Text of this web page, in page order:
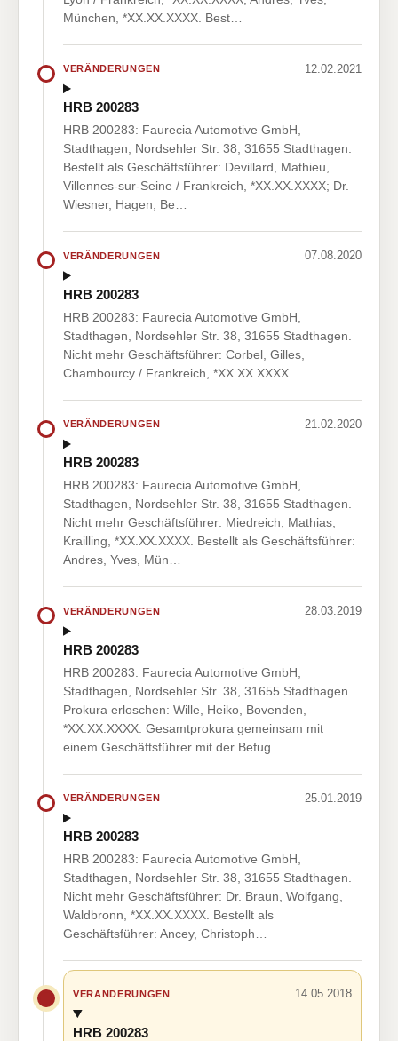
München, *XX.XX.XXXX. Best…
VERÄNDERUNGEN 12.02.2021
HRB 200283
HRB 200283: Faurecia Automotive GmbH,
Stadthagen, Nordsehler Str. 38, 31655 Stadthagen.
Bestellt als Geschäftsführer: Devillard, Mathieu,
Villennes-sur-Seine / Frankreich, *XX.XX.XXXX; Dr.
Wiesner, Hagen, Be…
VERÄNDERUNGEN 07.08.2020
HRB 200283
HRB 200283: Faurecia Automotive GmbH,
Stadthagen, Nordsehler Str. 38, 31655 Stadthagen.
Nicht mehr Geschäftsführer: Corbel, Gilles,
Chambourcy / Frankreich, *XX.XX.XXXX.
VERÄNDERUNGEN 21.02.2020
HRB 200283
HRB 200283: Faurecia Automotive GmbH,
Stadthagen, Nordsehler Str. 38, 31655 Stadthagen.
Nicht mehr Geschäftsführer: Miedreich, Mathias,
Krailling, *XX.XX.XXXX. Bestellt als Geschäftsführer:
Andres, Yves, Mün…
VERÄNDERUNGEN 28.03.2019
HRB 200283
HRB 200283: Faurecia Automotive GmbH,
Stadthagen, Nordsehler Str. 38, 31655 Stadthagen.
Prokura erloschen: Wille, Heiko, Bovenden,
*XX.XX.XXXX. Gesamtprokura gemeinsam mit
einem Geschäftsführer mit der Befug…
VERÄNDERUNGEN 25.01.2019
HRB 200283
HRB 200283: Faurecia Automotive GmbH,
Stadthagen, Nordsehler Str. 38, 31655 Stadthagen.
Nicht mehr Geschäftsführer: Dr. Braun, Wolfgang,
Waldbronn, *XX.XX.XXXX. Bestellt als
Geschäftsführer: Ancey, Christoph…
VERÄNDERUNGEN 14.05.2018
HRB 200283